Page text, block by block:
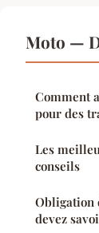
Moto —
Comment
pour des
Les
conseils
Obligation
devez